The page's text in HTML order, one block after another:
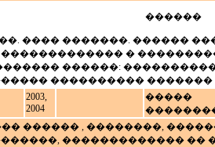
������
���� �������. ������
�
������:
���������� �������
2003,
2004
�����
������ , ��������, ������,
������������� ��